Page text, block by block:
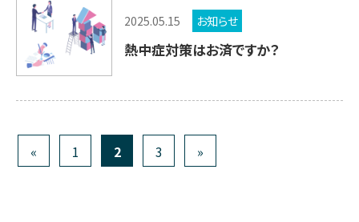
2025.05.15 お知らせ
熱中症対策はお済ですか？
« 1 2 3 »